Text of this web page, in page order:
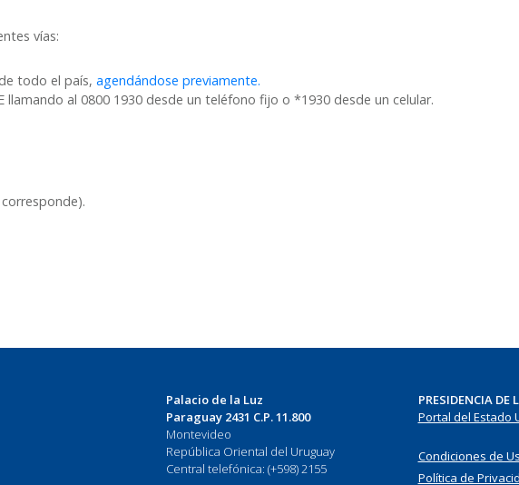
vías:
de todo el país, agendándose previamente.
al 0800 1930 desde un teléfono fijo o *1930 desde un celular.
Palacio de la Luz
Paraguay 2431 C.P. 11.800
Montevideo
República Oriental del Uruguay
Central telefónica: (+598) 2155
PRESIDENCIA DE
Portal del Estado
Condiciones de
Política de